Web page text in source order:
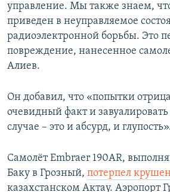
управление. Мы также знаем,
приведен в неуправляемое
радиоэлектронной борьбы. Это
повреждение, нанесенное
Алиев.
Он добавил, что «попытки
очевидный факт и
случае – это и абсурд, и
Самолёт Embraer 190AR,
Баку в Грозный, потерпел
казахстанском Актау. Аэропорт